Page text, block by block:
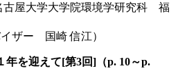
屋大学大学院環境学研究科 福
ザー 国崎 信江）
年を迎えて[第3回]（p. 10～p.